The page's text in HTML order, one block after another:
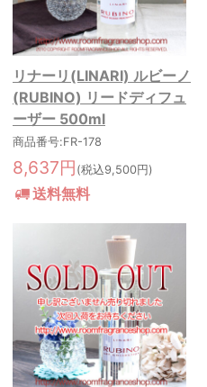
リナーリ(LINARI) ルビーノ
(RUBINO) リードディフュ
ーザー 500ml
商品番号:FR-178
8,637円 (税込9,500円)
送料無料